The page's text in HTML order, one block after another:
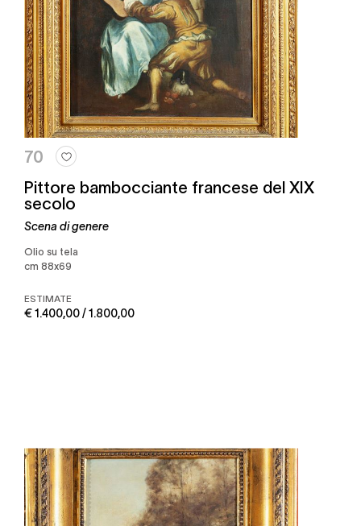
70
Pittore bambocciante francese del XIX
secolo
Scena di genere
olio su tela
cm 88x69
ESTIMATE
€ 1.400,00 / 1.800,00